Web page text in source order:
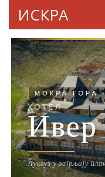
ИСКРА